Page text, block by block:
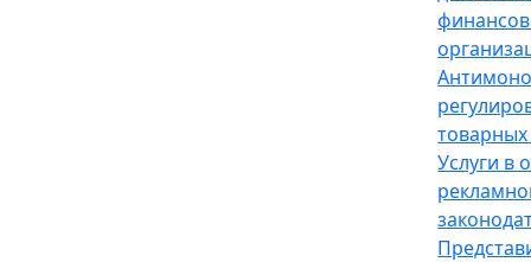
Услуги в